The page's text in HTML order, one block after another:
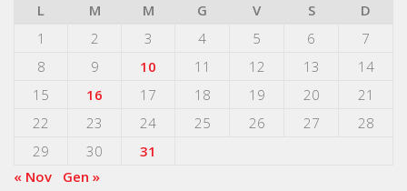
L
M M G V S
D
1
2 3 4 5 6
7
8
9 10 11 12 13
14
15
16 17 18 19 20
21
22
23 24 25 26 27
28
29
30
31
« Nov
Gen »